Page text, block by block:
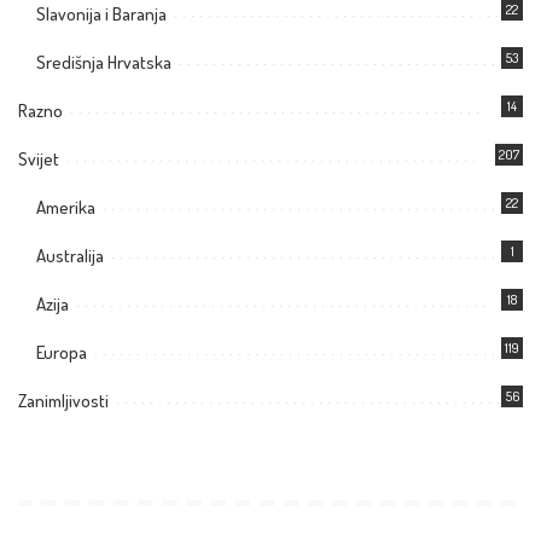
Slavonija i Baranja 22
Središnja Hrvatska 53
Razno 14
Svijet 207
Amerika 22
Australija 1
Azija 18
Europa 119
Zanimljivosti 56